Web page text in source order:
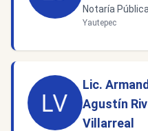
Notaría
Yautepec
Lic.
Agustín
Villarreal